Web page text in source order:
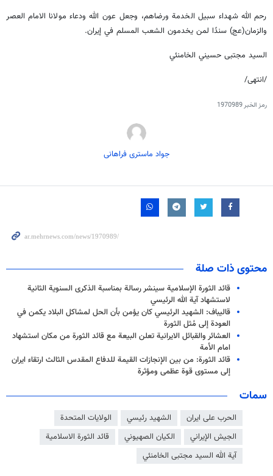
رحم الله شهداء سبيل الخدمة ورضاهم، وجعل عون الله ودعاء مولانا الامام العصر
والزمان(عج) سندًا لمن يخدمون الشعب المسلم في إيران.
السيد مجتبى حسيني الخامنئي
/انتهى/
رمز الخبر1970989
جواد ماستری فراهانی
محتوى ذات صلة
قائد الثورة الإسلامية سينشر رسالة بمناسبة الذكرى السنوية الثانية
لاستشهاد آية الله الرئيسي
قاليباف: الشهيد الرئيسي كان يؤمن بأن الحل لمشاكل البلاد يكمن في
العودة إلى مُثل الثورة
العشائر والقبائل الايرانية تعلن البيعة مع قائد الثورة من مكان استشهاد
امام الأمة
قائد الثورة: من بين الإنجازات القيمة للدفاع المقدس الثالث ارتقاء ايران
إلى مستوى قوة عظمى ومؤثرة
سمات
الحرب على ايران الشهيد رئيسي
الولايات المتحدة
الجيش الإيراني
الكيان الصهيوني
قائد الثورة الاسلامية
آية الله السيد مجتبى الخامنئي